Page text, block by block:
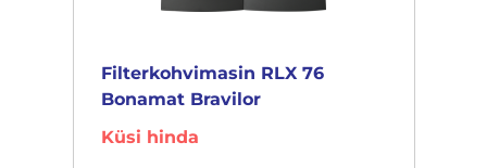
Filterkohvimasin RLX 76
Bonamat Bravilor
Küsi hinda